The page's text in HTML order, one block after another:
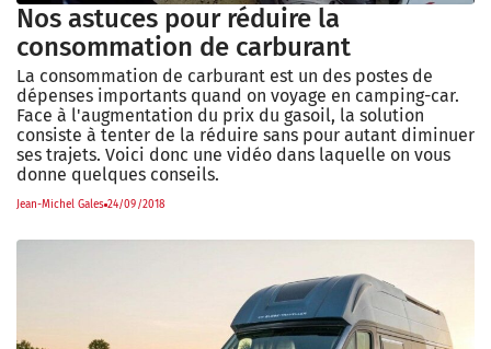
Nos astuces pour réduire la
consommation de carburant
La consommation de carburant est un des postes de
dépenses importants quand on voyage en camping-car.
Face à l'augmentation du prix du gasoil, la solution
consiste à tenter de la réduire sans pour autant diminuer
ses trajets. Voici donc une vidéo dans laquelle on vous
donne quelques conseils.
Jean-Michel Gales 24/09/2018